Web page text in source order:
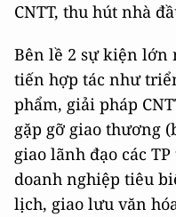
CNTT, thu hút nhà
Bên lề 2 sự kiện lớn
tiến hợp tác như
phẩm, giải pháp
gặp gỡ giao thương
giao lãnh đạo các
doanh nghiệp tiêu
lịch, giao lưu văn